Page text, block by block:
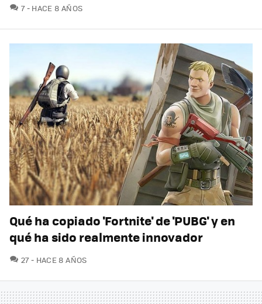
7COMENTARIOS
HACE 8 AÑOS
Qué ha copiado 'Fortnite' de 'PUBG' y en
qué ha sido realmente innovador
27COMENTARIOS
HACE 8 AÑOS